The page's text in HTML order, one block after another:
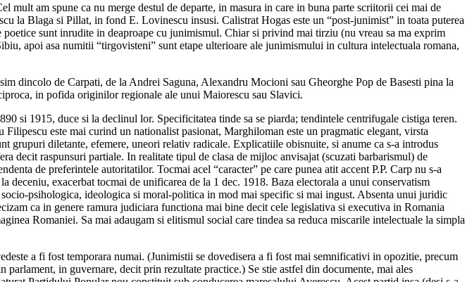
am spune ca nu merge destul de departe, in masura in care in buna parte scriitorii cei mai de
la Blaga si Pillat, in fond E. Lovinescu insusi. Calistrat Hogas este un “post-junimist” in toata puterea
sunt inrudite in deaproape cu junimismul. Chiar si privind mai tirziu (nu vreau sa ma exprim
apoi asa numitii “tirgovisteni” sunt etape ulterioare ale junimismului in cultura intelectuala romana,
dincolo de Carpati, de la Andrei Saguna, Alexandru Mocioni sau Gheorghe Pop de Basesti pina la
in pofida originilor regionale ale unui Maiorescu sau Slavici.
si 1915, duce si la declinul lor. Specificitatea tinde sa se piarda; tendintele centrifugale cistiga teren.
este mai curind un nationalist pasionat, Marghiloman este un pragmatic elegant, virsta
grupuri diletante, efemere, uneori relativ radicale. Explicatiile obisnuite, si anume ca s-a introdus
decit raspunsuri partiale. In realitate tipul de clasa de mijloc anvisajat (scuzati barbarismul) de
de preferintele autoritatilor. Tocmai acel “caracter” pe care punea atit accent P.P. Carp nu s-a
exacerbat tocmai de unificarea de la 1 dec. 1918. Baza electorala a unui conservatism
psihologica, ideologica si moral-politica in mod mai specific si mai ingust. Absenta unui juridic
ca in genere ramura judiciara functiona mai bine decit cele legislativa si executiva in Romania
Romaniei. Sa mai adaugam si elitismul social care tindea sa reduca miscarile intelectuale la simpla
a fi fost temporara numai. (Junimistii se dovedisera a fi fost mai semnificativi in opozitie, precum
in guvernare, decit prin rezultate practice.) Se stie astfel din documente, mai ales